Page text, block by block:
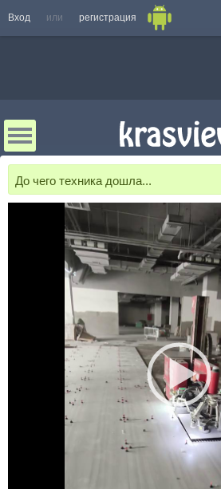
Вход или регистрация
До чего техника дошла...